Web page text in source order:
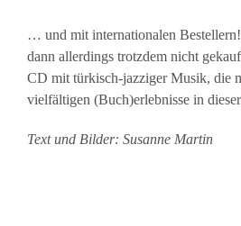
… und mit internationalen
dann allerdings trotzdem nicht
CD mit türkisch-jazziger Musik, die
vielfältigen (Buch)erlebnisse in
Text und Bilder: Susanne Martin